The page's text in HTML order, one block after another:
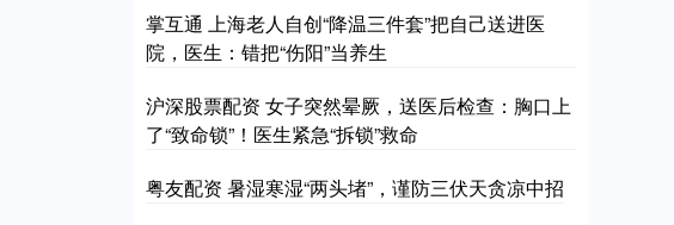
掌互通 上海老人自创“降温三件套”把自己送进医
院，医生：错把“伤阳”当养生
沪深股票配资 女子突然晕厥，送医后检查：胸口上
了“致命锁”！医生紧急“拆锁”救命
粤友配资 暑湿寒湿“两头堵”，谨防三伏天贪凉中招